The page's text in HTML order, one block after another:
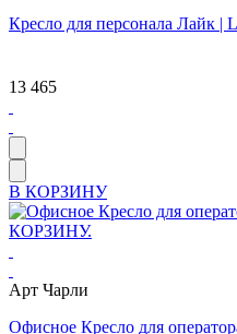
Кресло для персонала Лайк |
13 465
В КОРЗИНУ
Арт Чарли
Офисное Кресло для